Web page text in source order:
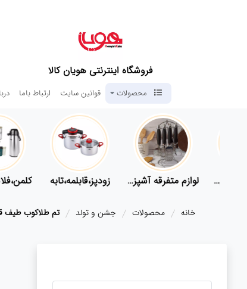
فروشگاه اینترنتی هویان کالا
محصولات قوانین سایت ارتباط باما
لوازم متفرقه آشپزخانه زودپز،قابلمه،تابه
خانه محصولات جشن و تولد تم طلاکوب طیف